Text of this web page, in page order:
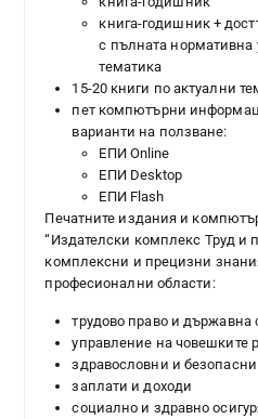
книга-годишник +
с пълната нормативна
тематика
15-20 книги по актуални
пет компютърни
варианти на ползване:
ЕПИ Online
ЕПИ Desktop
ЕПИ Flash
Печатните издания и
“Издателски комплекс Труд и
комплексни и прецизни
професионални области:
трудово право и държавна
управление на човешките
здравословни и безопасни
заплати и доходи
социално и здравно